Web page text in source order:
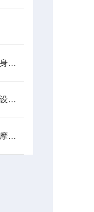
用什么仪器检测玻璃酒瓶瓶身不圆度呢？ ZPY-A圆跳动测量仪
塑料复合薄膜热封试验仪的设备介绍
谷物颗粒与金属等材料动静摩擦系数仪：特点与技术参数